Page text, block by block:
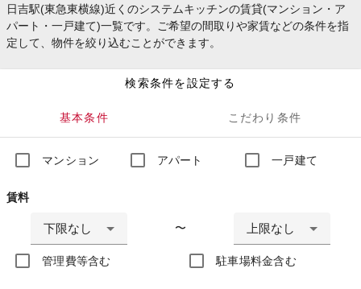
日吉駅(東急東横線)近くのシステムキッチンの賃貸(マンション・ア
パート・一戸建て)一覧です。ご希望の間取りや家賃などの条件を指
定して、物件を絞り込むことができます。
検索条件を設定する
基本条件 こだわり条件
マンション アパート 一戸建て
賃料
下限なし 〜 上限なし
管理費等含む 駐車場料金含む